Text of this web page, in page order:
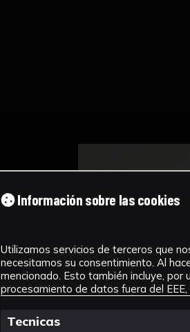
Información sobre las cookies
Utilizamos servicios de terceros que
necesitamos su consentimiento. Al
mencionado. Esto también incluye,
procesamiento de datos fuera del EEE,
Tecnicas